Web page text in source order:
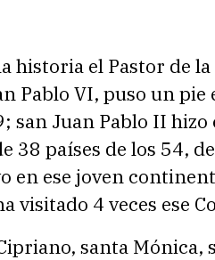
historia el Pastor de
Pablo VI, puso un pie
Juan Pablo II hizo
38 países de los 54,
en ese joven
visitado 4 veces ese
santa Mónica,